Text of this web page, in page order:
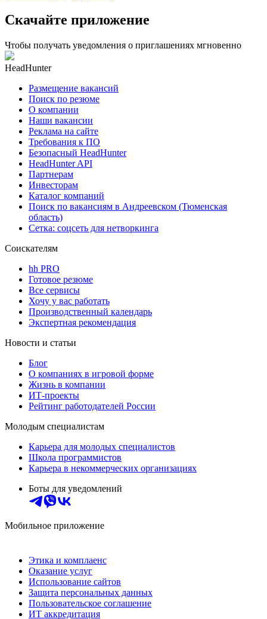
Скачайте приложение
Чтобы получать уведомления о приглашениях мгновенно
HeadHunter
Размещение вакансий
Поиск по резюме
О компании
Наши вакансии
Реклама на сайте
Требования к ПО
Безопасный HeadHunter
HeadHunter API
Партнерам
Инвесторам
Каталог компаний
Поиск по вакансиям в Андреевском (Тюменская
область)
Сетка: соцсеть для нетворкинга
Соискателям
hh PRO
Готовое резюме
Все сервисы
Хочу у вас работать
Производственный календарь
Экспертная рекомендация
Новости и статьи
Блог
О компаниях в игровой форме
Жизнь в компании
ИТ-проекты
Рейтинг работодателей России
Молодым специалистам
Карьера для молодых специалистов
Школа программистов
Карьера в некоммерческих организациях
Боты для уведомлений
Мобильное приложение
Этика и комплаенс
Оказание услуг
Использование сайтов
Защита персональных данных
Пользовательское соглашение
ИТ аккредитация